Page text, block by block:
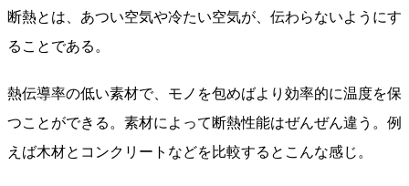
断熱とは、あつい空気や冷たい空気が、伝わらないようにす
ることである。
熱伝導率の低い素材で、モノを包めばより効率的に温度を保
つことができる。素材によって断熱性能はぜんぜん違う。例
えば木材とコンクリートなどを比較するとこんな感じ。